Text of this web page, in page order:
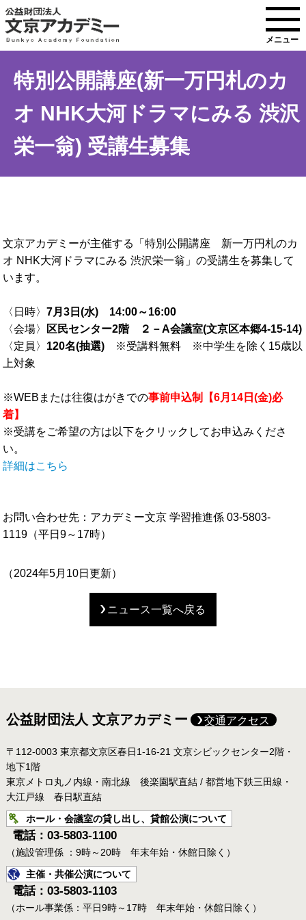
メニュー
特別公開講座(新一万円札のカ
オ NHK大河ドラマにみる 渋沢
栄一翁) 受講生募集
文京アカデミーが主催する「特別公開講座 新一万円札のカ
オ NHK大河ドラマにみる 渋沢栄一翁」の受講生を募集して
います。
〈日時〉7月3日(水) 14:00～16:00
〈会場〉
区民センター2階 ２－A会議室(文京区本郷4-15-14)
〈定員〉 120名(抽選)
※受講料無料 ※中学生を除く15歳以
上対象
※WEBまたは往復はがきでの事前申込制【6月14日(金)必
着】
※受講をご希望の方は以下をクリックしてお申込みくださ
い。
詳細はこちら
お問い合わせ先：アカデミー文京 学習推進係 03-5803-
1119（平日9～17時）
（2024年5月10日更新）
ニュース一覧へ戻る
公益財団法人 文京アカデミー 交通アクセス
〒112-0003 東京都文京区春日1-16-21 文京シビックセンター2階・
地下1階
東京メトロ丸ノ内線・南北線 後楽園駅直結 / 都営地下鉄三田線・
大江戸線 春日駅直結
ホール・会議室の貸し出し、貸館公演について
電話：03-5803-1100
（施設管理係 ：9時～20時 年末年始・休館日除く）
主催・共催公演について
電話：03-5803-1103
（ホール事業係：平日9時～17時 年末年始・休館日除く）